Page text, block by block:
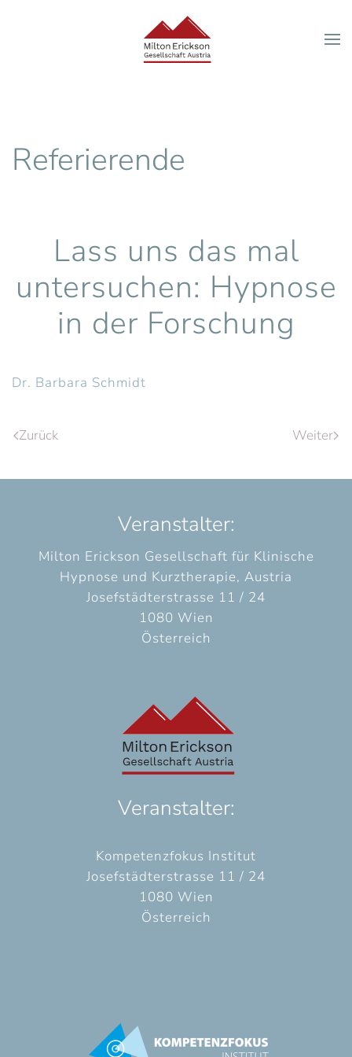
Zum Hauptinhalt springen
Referierende
Lass uns das mal
untersuchen: Hypnose
in der Forschung
Dr. Barbara Schmidt
Zurück Weiter
Veranstalter:
Milton Erickson Gesellschaft für Klinische
Hypnose und Kurztherapie, Austria
Josefstädterstrasse 11 / 24
1080 Wien
Österreich
Veranstalter:
Kompetenzfokus Institut
Josefstädterstrasse 11 / 24
1080 Wien
Österreich